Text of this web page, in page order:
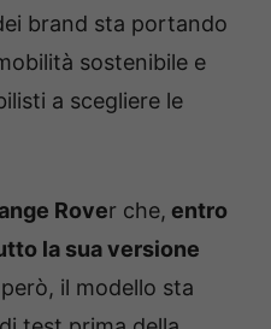
brand sta portando
sostenibile e
a scegliere le
Rover che, entro
la sua versione
il modello sta